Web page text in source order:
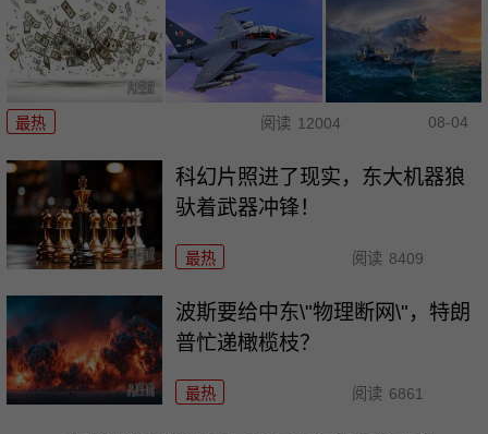
最热 阅读 12004 08-04
科幻片照进了现实，东大机器狼
驮着武器冲锋！
最热 阅读 8409
波斯要给中东\"物理断网\"，特朗
普忙递橄榄枝？
最热 阅读 6861